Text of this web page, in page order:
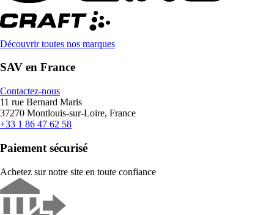
Découvrir toutes nos marques
SAV en France
Contactez-nous
11 rue Bernard Maris
37270 Montlouis-sur-Loire, France
+33 1 86 47 62 58
Paiement sécurisé
Achetez sur notre site en toute confiance